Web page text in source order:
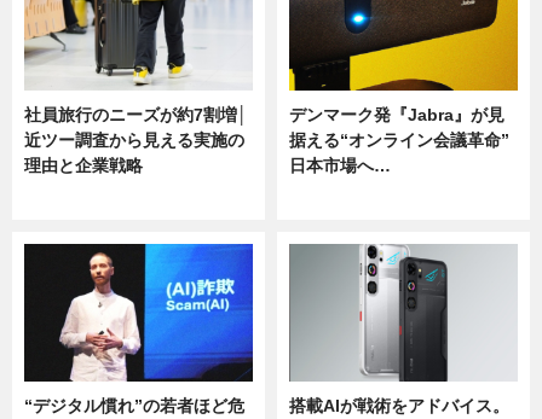
社員旅行のニーズが約7割増│
近ツー調査から見える実施の
理由と企業戦略
デンマーク発『Jabra』が見
据える“オンライン会議革命”
日本市場へ…
“デジタル慣れ”の若者ほど危
搭載AIが戦術をアドバイス。